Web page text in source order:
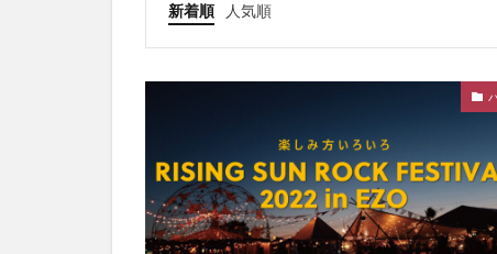
新着順 人気順